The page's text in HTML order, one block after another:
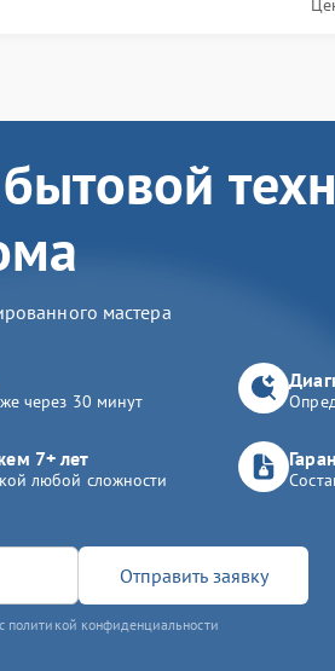
мастера
через 30 минут
7+ лет
любой сложности
Отправить заявку
политикой конфиденциальности